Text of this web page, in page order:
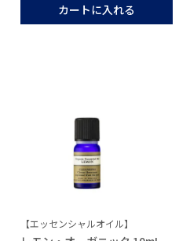
カートに入れる
【エッセンシャルオイル】